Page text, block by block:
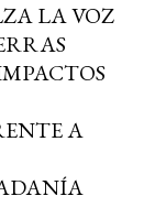
LA VOZ
A